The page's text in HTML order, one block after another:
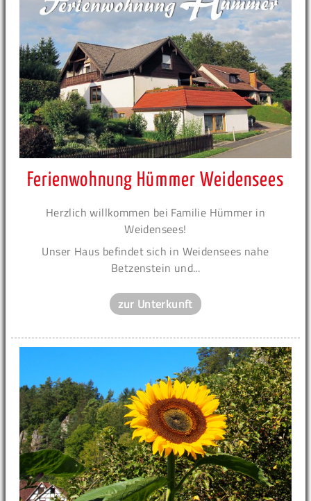
Ferienwohnung Hümmer Weidensees
Herzlich willkommen bei Familie Hümmer in
Weidensees!
Unser Haus befindet sich in Weidensees nahe
Betzenstein und...
zur Unterkunft